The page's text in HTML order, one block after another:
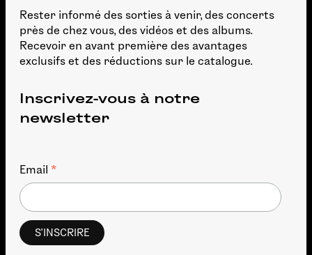
Rester informé des sorties à venir, des concerts
près de chez vous, des vidéos et des albums.
Recevoir en avant première des avantages
exclusifs et des réductions sur le catalogue.
Inscrivez-vous à notre
newsletter
Email *